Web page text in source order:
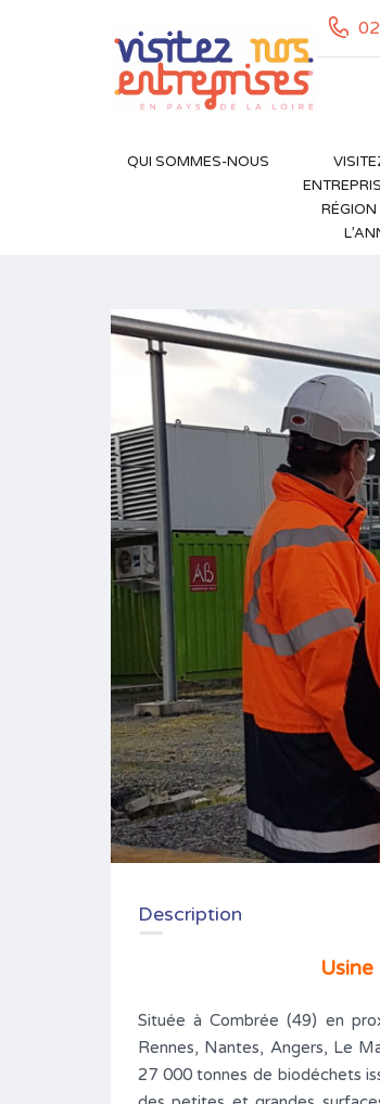
QUI SOMMES-NOUS
RÉGION
Description
Située à Combrée (49) en
Rennes, Nantes, Angers, Le
27 000 tonnes de biodéchets